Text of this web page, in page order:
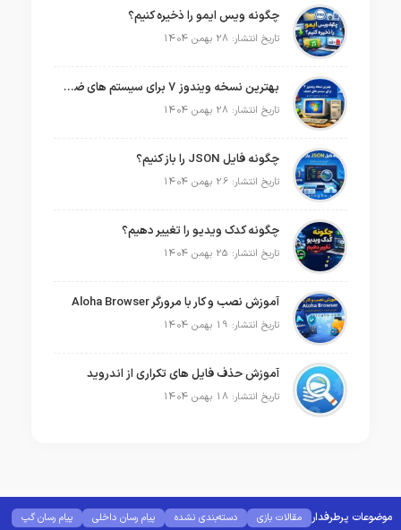
چگونه ویس ایمو را ذخیره کنیم؟
تاریخ انتشار: 28 بهمن 1404
بهترین نسخه ویندوز 7 برای سیستم های ضعیف
تاریخ انتشار: 28 بهمن 1404
چگونه فایل JSON را باز کنیم؟
تاریخ انتشار: 26 بهمن 1404
چگونه کدک ویدیو را تغییر دهیم؟
تاریخ انتشار: 25 بهمن 1404
آموزش نصب و کار با مرورگر Aloha Browser
تاریخ انتشار: 19 بهمن 1404
آموزش حذف فایل های تکراری از اندروید
تاریخ انتشار: 18 بهمن 1404
موضوعات پرطرفدار مقالات بازی دسته‌بندی نشده پیام رسان داخلی
پیام رسان گپ